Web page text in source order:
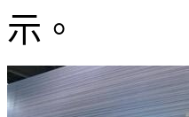
示。